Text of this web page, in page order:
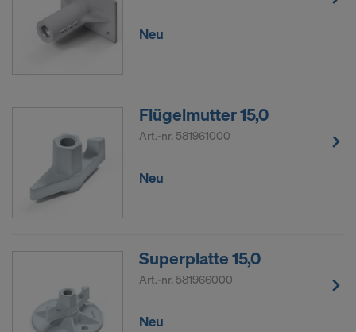
Neu
Flügelmutter 15,0
Art.-nr. 581961000
Neu
Superplatte 15,0
Art.-nr. 581966000
Neu